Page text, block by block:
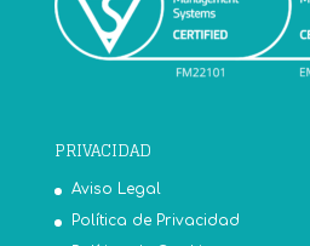
PRIVACIDAD
Aviso Legal
Política de Privacidad